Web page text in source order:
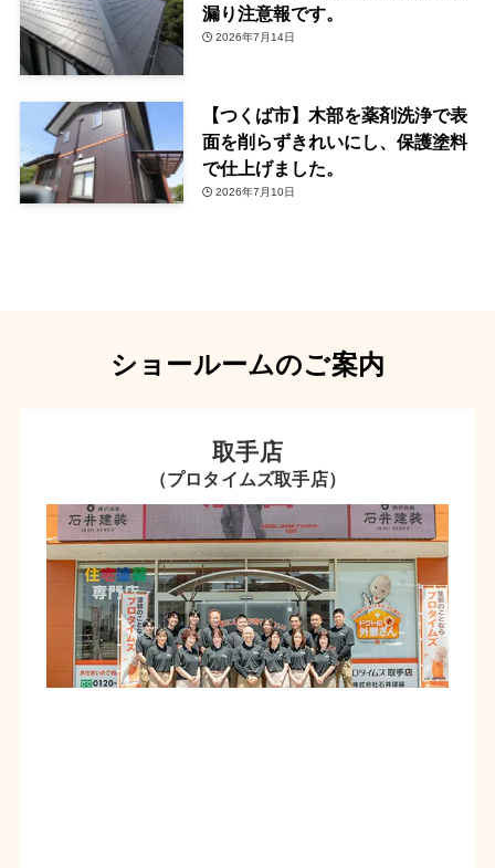
漏り注意報です。
2026年7月14日
【つくば市】木部を薬剤洗浄で表
面を削らずきれいにし、保護塗料
で仕上げました。
2026年7月10日
ショールームのご案内
取手店
（プロタイムズ取手店）